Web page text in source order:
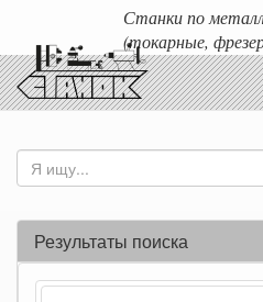
Станки по
(токарные,
гильотины и т.д.)
Доставка любых станков по России и
Результаты поиска